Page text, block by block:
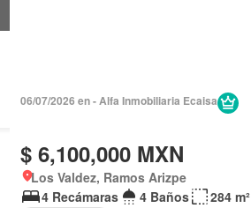
06/07/2026 en - Alfa Inmobiliaria Ecaisa
$ 6,100,000 MXN
Los Valdez, Ramos Arizpe
4 Recámaras
4 Baños
284 m²